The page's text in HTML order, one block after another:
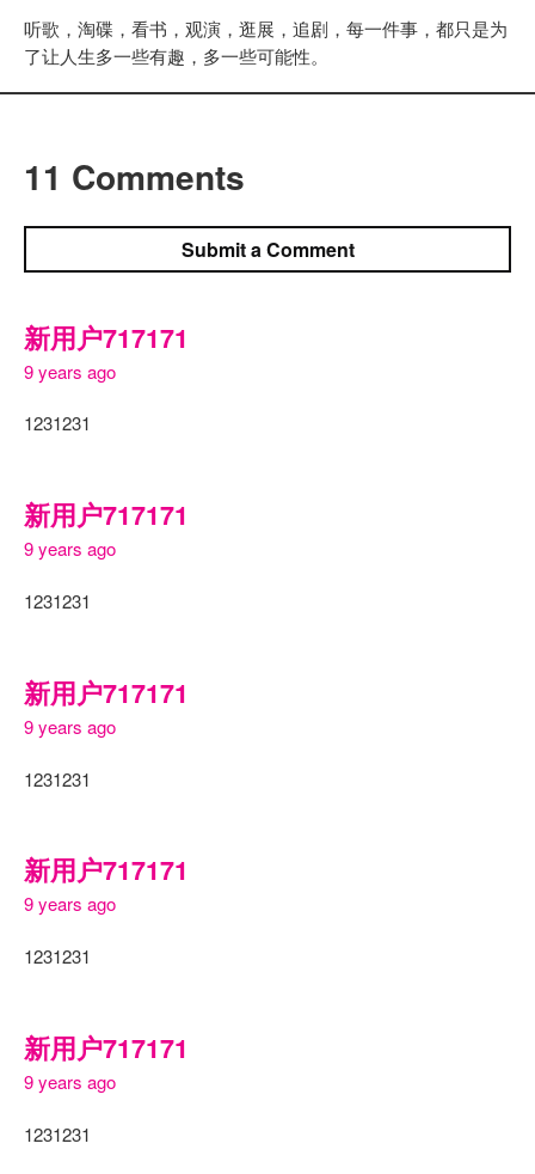
听歌，淘碟，看书，观演，逛展，追剧，每一件事，都只是为
了让人生多一些有趣，多一些可能性。
11 Comments
Submit a Comment
新用户717171
9 years ago
1231231
新用户717171
9 years ago
1231231
新用户717171
9 years ago
1231231
新用户717171
9 years ago
1231231
新用户717171
9 years ago
1231231